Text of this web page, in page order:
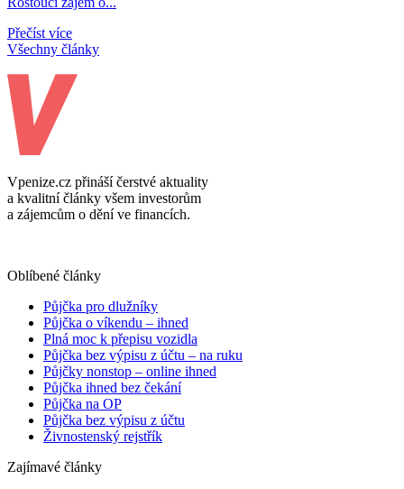
Přečíst více
Všechny články
Vpenize.cz přináší čerstvé aktuality
a kvalitní články všem investorům
a zájemcům o dění ve financích.
Oblíbené články
Půjčka pro dlužníky
Půjčka o víkendu – ihned
Plná moc k přepisu vozidla
Půjčka bez výpisu z účtu – na ruku
Půjčky nonstop – online ihned
Půjčka ihned bez čekání
Půjčka na OP
Půjčka bez výpisu z účtu
Živnostenský rejstřík
Zajímavé články